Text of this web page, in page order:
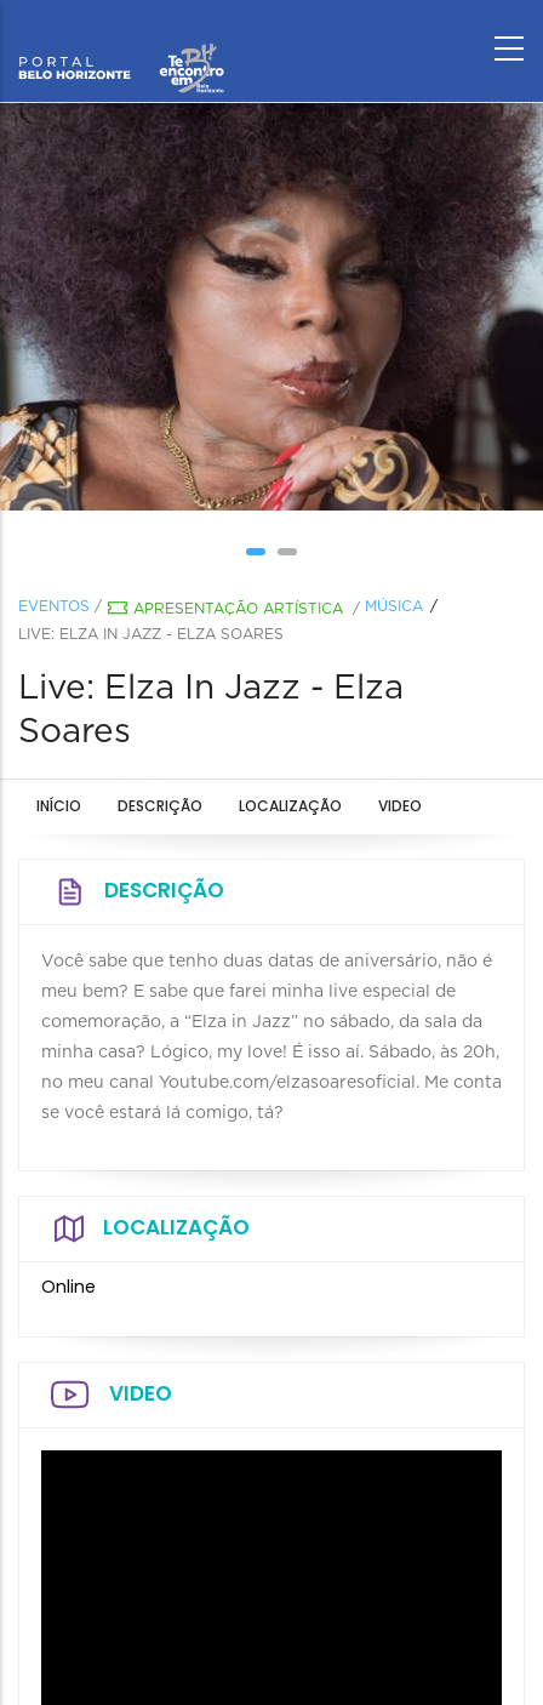
EVENTOS / APRESENTAÇÃO ARTÍSTICA / MÚSICA
LIVE: ELZA IN JAZZ - ELZA SOARES
Live: Elza In Jazz - Elza
Soares
INÍCIO DESCRIÇÃO LOCALIZAÇÃO VIDEO
DESCRIÇÃO
Você sabe que tenho duas datas de aniversário, não é
meu bem? E sabe que farei minha live especial de
comemoração, a “Elza in Jazz” no sábado, da sala da
minha casa? Lógico, my love! É isso aí. Sábado, às 20h,
no meu canal Youtube.com/elzasoaresoficial. Me conta
se você estará lá comigo, tá?
LOCALIZAÇÃO
Online
VIDEO